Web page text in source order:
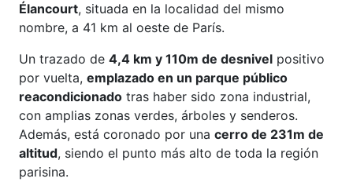
Élancourt, situada en la localidad del mismo
nombre, a 41 km al oeste de París.
Un trazado de 4,4 km y 110m de desnivel positivo
por vuelta, emplazado en un parque público
reacondicionado tras haber sido zona industrial,
con amplias zonas verdes, árboles y senderos.
Además, está coronado por una cerro de 231m de
altitud, siendo el punto más alto de toda la región
parisina.